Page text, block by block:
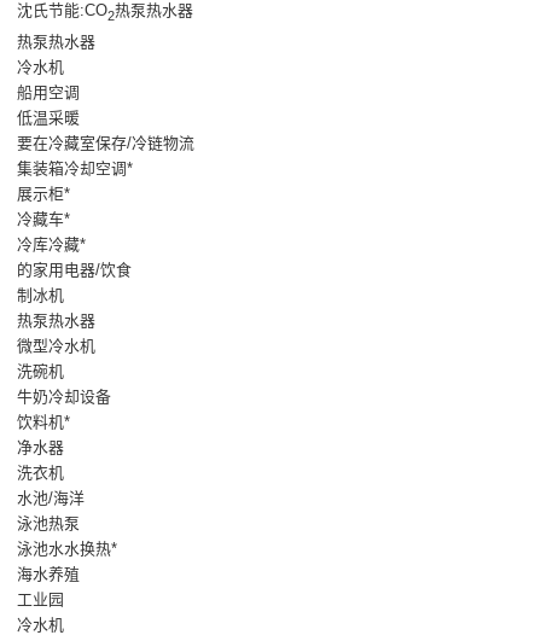
沈氏节能:CO2热泵热水器
热泵热水器
冷水机
船用空调
低温采暖
要在冷藏室保存/冷链物流
集装箱冷却空调*
展示柜*
冷藏车*
冷库冷藏*
的家用电器/饮食
制冰机
热泵热水器
微型冷水机
洗碗机
牛奶冷却设备
饮料机*
净水器
洗衣机
水池/海洋
泳池热泵
泳池水水换热*
海水养殖
工业园
冷水机